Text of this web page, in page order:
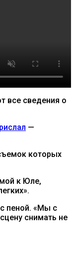
все сведения о
—
которых
к Юле,
пеной. «Мы с
снимать не